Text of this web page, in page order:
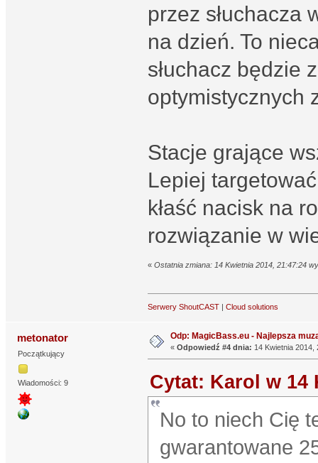
przez słuchacza
na dzień. To
słuchacz będzie
optymistycznych
Stacje grające
Lepiej
kłaść nacisk na
rozwiązanie w
« Ostatnia zmiana: 14 Kwietnia 2014, 21:47:24
Serwery ShoutCAST| Cloud solutions
metonator
Początkujący
Wiadomości: 9
Odp: MagicBass.eu - Najlepsza
« Odpowiedź #4 dnia: 14 Kwietnia 2014,
Cytat: Karol w 14
No to niech Cię
gwarantowane